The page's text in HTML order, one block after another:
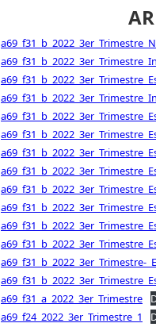
a69_f31_b_2022_3er_Trimestre-
a69_f31_a_2022_3er_Trimestre
a69_f24_2022_3er_Trimestre_1